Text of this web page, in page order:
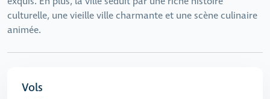
culturelle, une vieille ville charmante et une scène culinaire
animée.
Vols